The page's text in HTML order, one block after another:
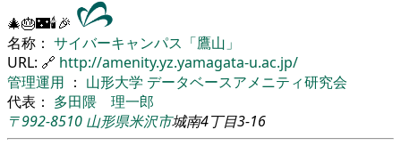
🎄🎂🌃🕯🎉
名称： サイバーキャンパス「鷹山」
URL: 🔗 http://amenity.yz.yamagata-u.ac.jp/
管理運用 ： 山形大学 データベースアメニティ研究会
代表： 多田隈 理一郎
〒992-8510 山形県米沢市城南4丁目3-16